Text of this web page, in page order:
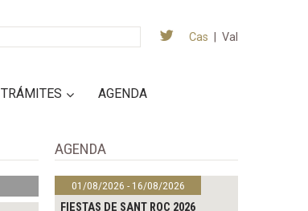
Cas Val
TRÁMITES AGENDA
AGENDA
01/08/2026 - 16/08/2026
FIESTAS DE SANT ROC 2026